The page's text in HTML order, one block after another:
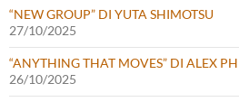
“NEW GROUP” DI YUTA SHIMOTSU
27/10/2025
“ANYTHING THAT MOVES” DI ALEX
26/10/2025